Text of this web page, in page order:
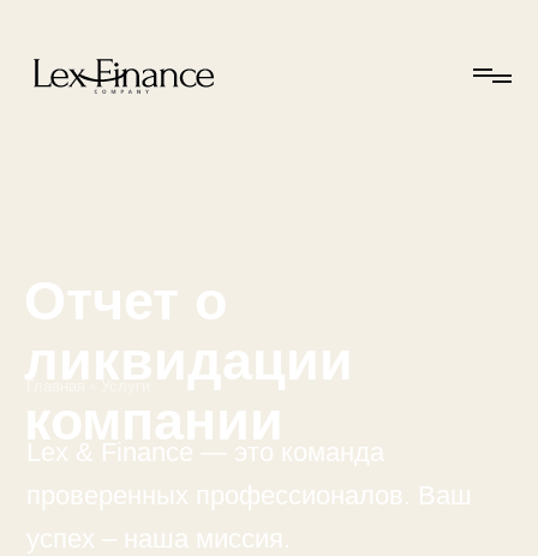
Отчет о
ликвидации
компании
Lex & Finance — это команда
проверенных профессионалов. Ваш
успех – наша миссия.